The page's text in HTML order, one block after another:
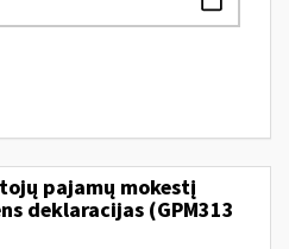
pajamų mokestį
deklaracijas (GPM313